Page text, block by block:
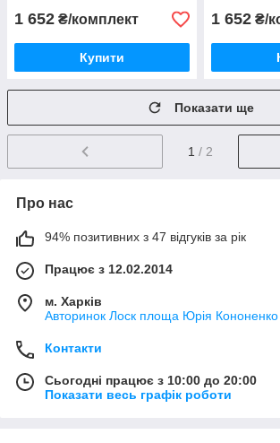
1 652 ₴/комплект
Купити
1 652 ₴/
Показати ще
1 / 2
Про нас
94% позитивних з 47 відгуків за рік
Працює з 12.02.2014
м. Харків
Авторинок Лоск площа Юрія Кононенко
Контакти
Сьогодні працює з 10:00 до 20:00
Показати весь графік роботи